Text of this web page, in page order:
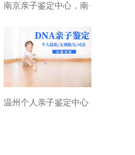
南京亲子鉴定中心，南···
温州个人亲子鉴定中心···